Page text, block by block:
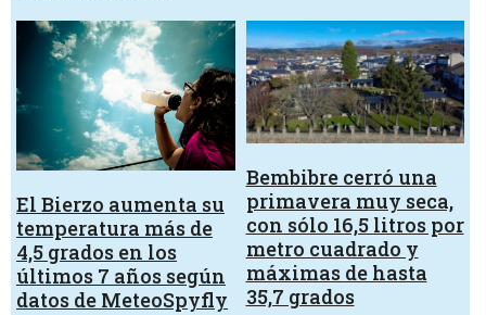
El Bierzo aumenta su
temperatura más de
4,5 grados en los
últimos 7 años según
datos de MeteoSpyfly
Bembibre cerró una
primavera muy seca,
con sólo 16,5 litros por
metro cuadrado y
máximas de hasta
35,7 grados